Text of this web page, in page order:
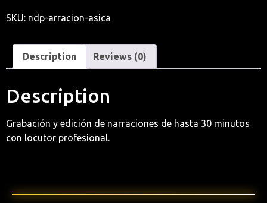
SKU: ndp-arracion-asica
Description Reviews (0)
Description
Grabación y edición de narraciones de hasta 30 minutos
con locutor profesional.